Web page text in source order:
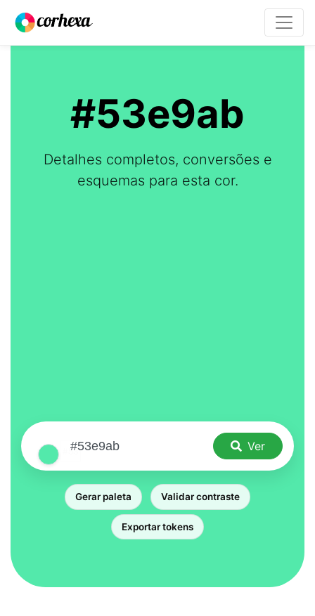
#53e9ab
Detalhes completos, conversões e
esquemas para esta cor.
Ver
Gerar paleta Validar contraste
Exportar tokens